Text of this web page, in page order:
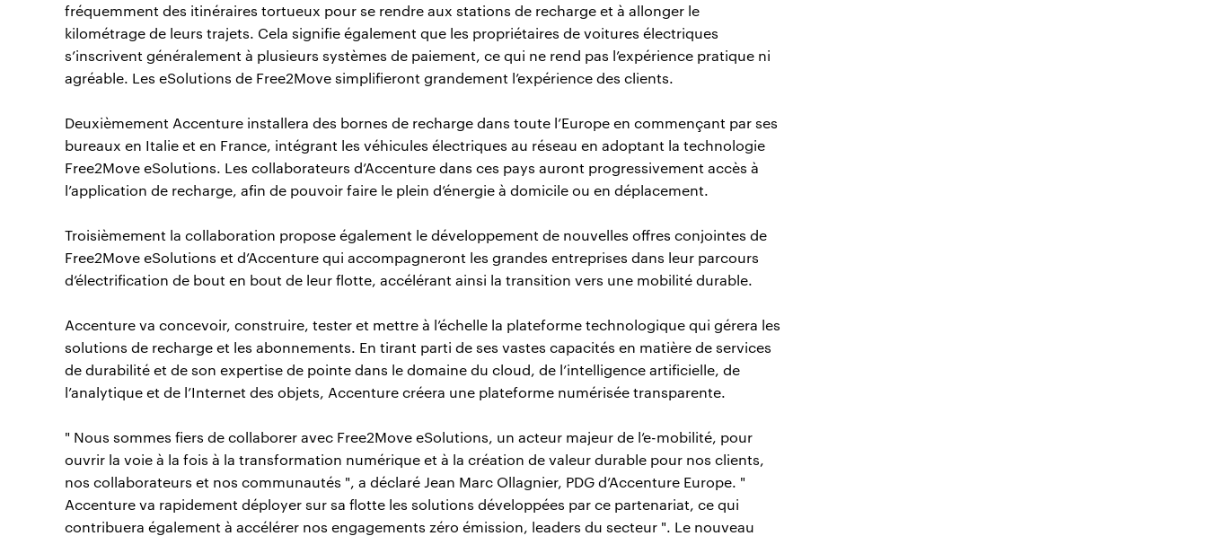
fréquemment des itinéraires tortueux pour se rendre aux stations de recharge et à allonger le
kilométrage de leurs trajets. Cela signifie également que les propriétaires de voitures électriques
s’inscrivent généralement à plusieurs systèmes de paiement, ce qui ne rend pas l’expérience pratique ni
agréable. Les eSolutions de Free2Move simplifieront grandement l’expérience des clients.
Deuxièmement Accenture installera des bornes de recharge dans toute l’Europe en commençant par ses
bureaux en Italie et en France, intégrant les véhicules électriques au réseau en adoptant la technologie
Free2Move eSolutions. Les collaborateurs d’Accenture dans ces pays auront progressivement accès à
l’application de recharge, afin de pouvoir faire le plein d’énergie à domicile ou en déplacement.
Troisièmement la collaboration propose également le développement de nouvelles offres conjointes de
Free2Move eSolutions et d’Accenture qui accompagneront les grandes entreprises dans leur parcours
d’électrification de bout en bout de leur flotte, accélérant ainsi la transition vers une mobilité durable.
Accenture va concevoir, construire, tester et mettre à l’échelle la plateforme technologique qui gérera les
solutions de recharge et les abonnements. En tirant parti de ses vastes capacités en matière de services
de durabilité et de son expertise de pointe dans le domaine du cloud, de l’intelligence artificielle, de
l’analytique et de l’Internet des objets, Accenture créera une plateforme numérisée transparente.
" Nous sommes fiers de collaborer avec Free2Move eSolutions, un acteur majeur de l’e-mobilité, pour
ouvrir la voie à la fois à la transformation numérique et à la création de valeur durable pour nos clients,
nos collaborateurs et nos communautés ", a déclaré Jean Marc Ollagnier, PDG d’Accenture Europe. "
Accenture va rapidement déployer sur sa flotte les solutions développées par ce partenariat, ce qui
contribuera également à accélérer nos engagements zéro émission, leaders du secteur ". Le nouveau